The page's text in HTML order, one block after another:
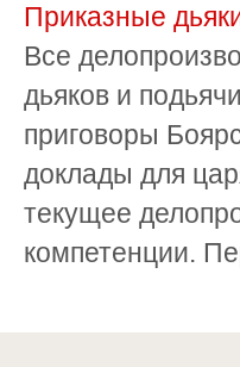
Приказные
Все
дьяков и
приговоры
доклады для
текущее
компетенции.